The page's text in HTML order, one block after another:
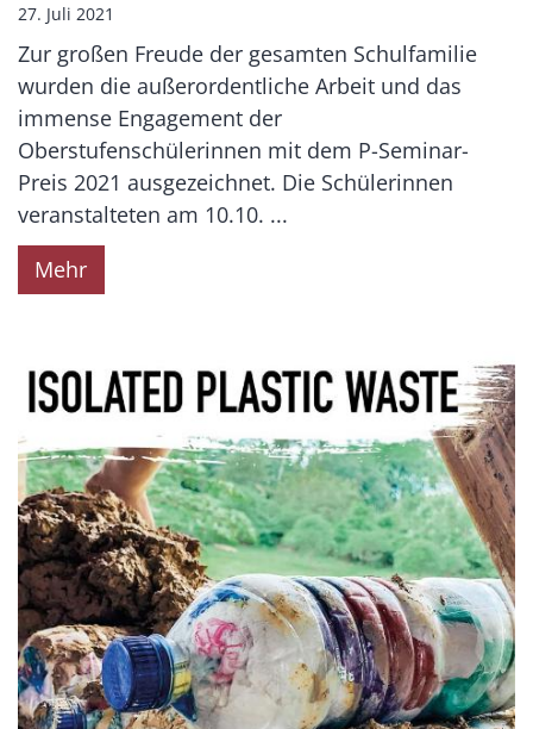
27. Juli 2021
Zur großen Freude der gesamten Schulfamilie
wurden die außerordentliche Arbeit und das
immense Engagement der
Oberstufenschülerinnen mit dem P-Seminar-
Preis 2021 ausgezeichnet. Die Schülerinnen
veranstalteten am 10.10. ...
Mehr